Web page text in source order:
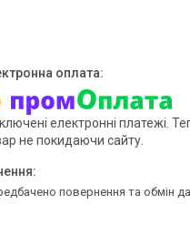
електронні платежі.
не покидаючи сайту.